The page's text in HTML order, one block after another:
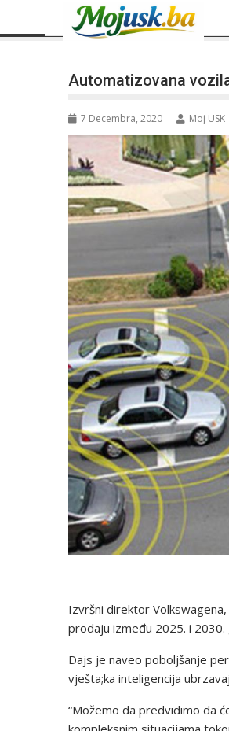
Automatizovana
7 Decembra, 2020 Moj USK
Izvršni direktor
prodaju između 2025. i 2030.
Dajs je naveo poboljšanje
vješta;ka inteligencija
“Možemo da predvidimo da